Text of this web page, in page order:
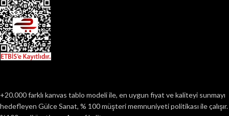
+20.000 farklı kanvas tablo modeli ile, en uygun fiyat ve kaliteyi sunmayı
hedefleyen Gülce Sanat, % 100 müşteri memnuniyeti politikası ile çalışır.